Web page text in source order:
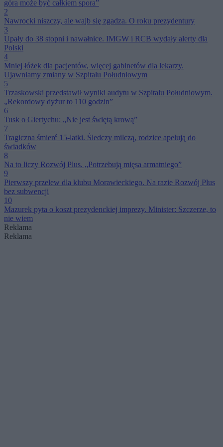
góra może być całkiem spora”
2
Nawrocki niszczy, ale wajb się zgadza. O roku prezydentury
3
Upały do 38 stopni i nawałnice. IMGW i RCB wydały alerty dla
Polski
4
Mniej łóżek dla pacjentów, więcej gabinetów dla lekarzy.
Ujawniamy zmiany w Szpitalu Południowym
5
Trzaskowski przedstawił wyniki audytu w Szpitalu Południowym.
„Rekordowy dyżur to 110 godzin”
6
Tusk o Giertychu: „Nie jest świętą krową”
7
Tragiczna śmierć 15-latki. Śledczy milczą, rodzice apelują do
świadków
8
Na to liczy Rozwój Plus. „Potrzebują mięsa armatniego”
9
Pierwszy przelew dla klubu Morawieckiego. Na razie Rozwój Plus
bez subwencji
10
Mazurek pyta o koszt prezydenckiej imprezy. Minister: Szczerze, to
nie wiem
Reklama
Reklama